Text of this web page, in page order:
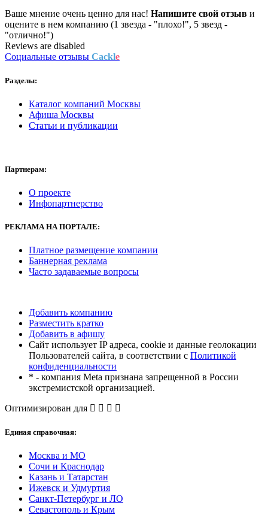
Ваше мнение очень ценно для нас! Напишите свой отзыв и
оцените в нем компанию (1 звезда - "плохо!", 5 звезд -
"отлично!")
Reviews are disabled
Социальные отзывы Cackle
Разделы:
Каталог компаний Москвы
Афиша Москвы
Статьи и публикации
Партнерам:
О проекте
Инфопартнерство
РЕКЛАМАНА ПОРТАЛЕ:
Платное размещение компании
Баннерная реклама
Часто задаваемые вопросы
Добавить компанию
Разместить кратко
Добавить в афишу
Сайт использует IP адреса, cookie и данные геолокации
Пользователей сайта, в соответствии с Политикой
конфиденциальности
* - компания Meta признана запрещенной в России
экстремистской организацией.
Оптимизирован для
Единая справочная:
Москва и МО
Сочи и Краснодар
Казань и Татарстан
Ижевск и Удмуртия
Санкт-Петербург и ЛО
Севастополь и Крым